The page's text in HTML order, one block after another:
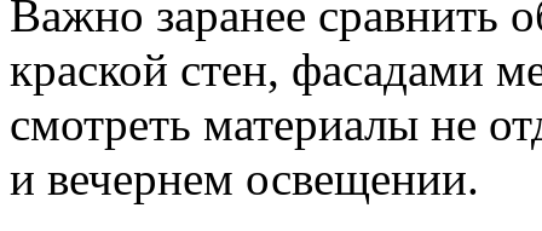
Важно заранее сравнить
краской стен, фасадами
смотреть материалы не
и вечернем освещении.